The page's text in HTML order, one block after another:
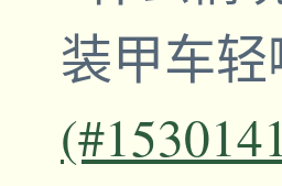
装甲车轻